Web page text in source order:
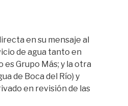
en su mensaje al
de agua tanto en
Grupo Más; y la otra
de Boca del Río) y
en revisión de las